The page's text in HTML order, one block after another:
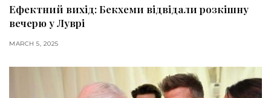
Ефектний вихід: Бекхеми відвідали розкішну
вечерю у Луврі
MARCH 5, 2025